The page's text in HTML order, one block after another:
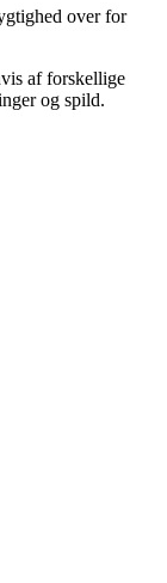
over for
af forskellige
og spild.